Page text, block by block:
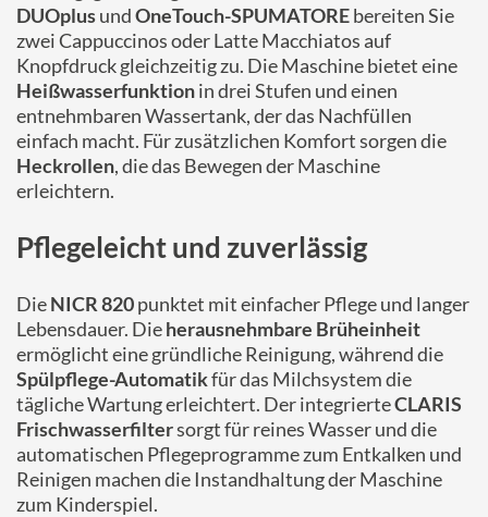
DUOplusundOneTouch-SPUMATOREbereiten Sie
zwei Cappuccinos oder Latte Macchiatos auf
Knopfdruck gleichzeitig zu. Die Maschine bietet eine
Heißwasserfunktionin drei Stufen und einen
entnehmbaren Wassertank, der das Nachfüllen
einfach macht. Für zusätzlichen Komfort sorgen die
Heckrollen, die das Bewegen der Maschine
erleichtern.
Pflegeleicht und zuverlässig
DieNICR 820punktet mit einfacher Pflege und langer
Lebensdauer. Dieherausnehmbare Brüheinheit
ermöglicht eine gründliche Reinigung, während die
Spülpflege-Automatikfür das Milchsystem die
tägliche Wartung erleichtert. Der integrierteCLARIS
Frischwasserfiltersorgt für reines Wasser und die
automatischen Pflegeprogramme zum Entkalken und
Reinigen machen die Instandhaltung der Maschine
zum Kinderspiel.